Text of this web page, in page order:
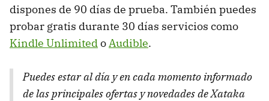
dispones de 90 días de prueba. También puedes
probar gratis durante 30 días servicios como
Kindle UnlimitedoAudible.
Puedes estar al día y en cada momento informado
de las principales ofertas y novedades de Xataka